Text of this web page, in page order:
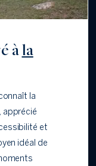
àla
la
apprécié
et
idéal de